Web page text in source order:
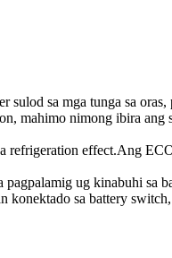
sa mga tunga sa oras,
mahimo nimong ibira ang
effect.Ang
ug kinabuhi sa
sa battery